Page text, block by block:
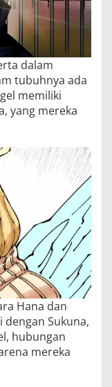
dalam
tubuhnya ada
memiliki
yang mereka
Hana dan
Sukuna,
hubungan
mereka